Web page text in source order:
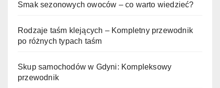
Smak sezonowych owoców – co warto wiedzieć?
Rodzaje taśm klejących – Kompletny przewodnik
po różnych typach taśm
Skup samochodów w Gdyni: Kompleksowy
przewodnik